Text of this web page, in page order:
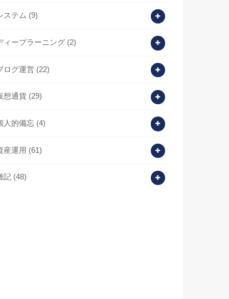
ステム (9)
ィープラーニング (2)
ログ運営 (22)
想通貨 (29)
人的備忘 (4)
産運用 (61)
記 (48)